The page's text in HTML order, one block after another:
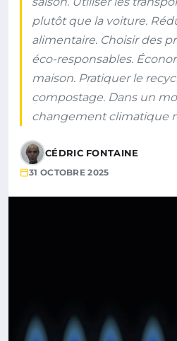
plutôt que la voiture.
alimentaire. Choisir des
éco-responsables.
maison. Pratiquer le
compostage. Dans un
changement climatique
CÉDRIC FONTAINE
31 OCTOBRE 2025